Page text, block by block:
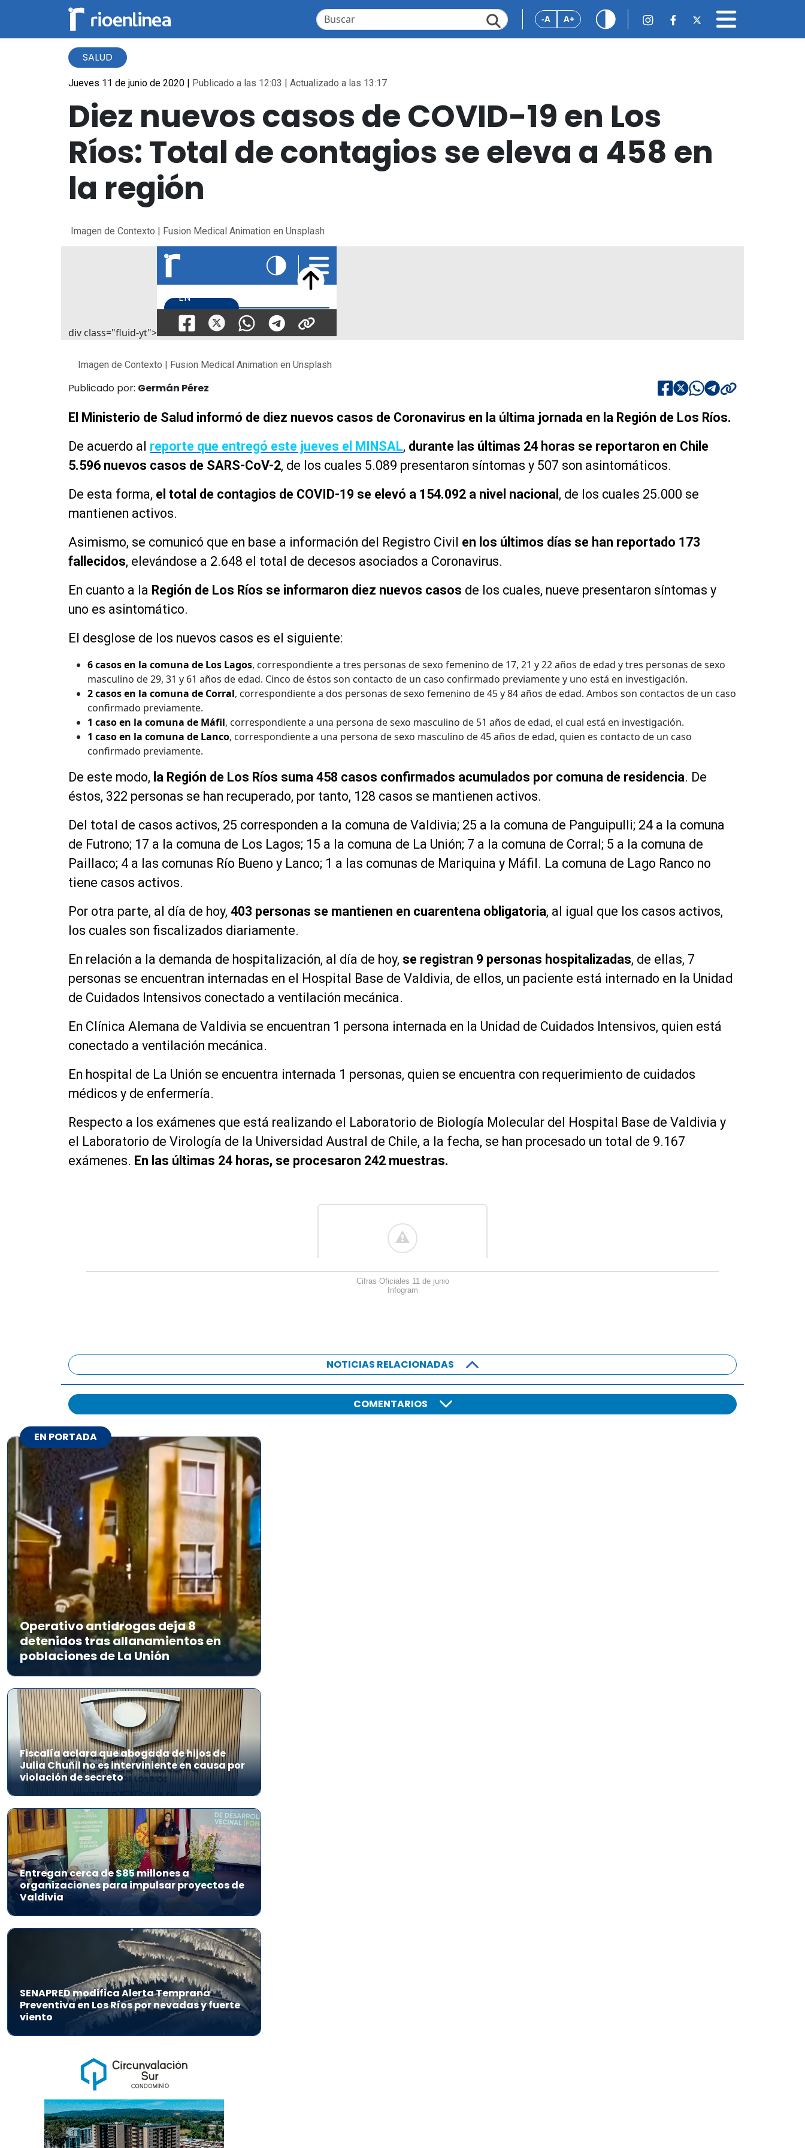
-A A+
SALUD
Jueves 11 de junio de 2020 | Publicado a las 12:03 | Actualizado a las 13:17
Diez nuevos casos de COVID-19 en Los
Ríos: Total de contagios se eleva a 458 en
la región
Imagen de Contexto | Fusion Medical Animation en Unsplash
div class="fluid-yt">
Imagen de Contexto | Fusion Medical Animation en Unsplash
Publicado por: Germán Pérez
El Ministerio de Salud informó de diez nuevos casos de Coronavirus en la última jornada en la Región de Los Ríos.
De acuerdo al reporte que entregó este jueves el MINSAL, durante las últimas 24 horas se reportaron en Chile
5.596 nuevos casos de SARS-CoV-2, de los cuales 5.089 presentaron síntomas y 507 son asintomáticos.
De esta forma, el total de contagios de COVID-19 se elevó a 154.092 a nivel nacional , de los cuales 25.000 se
mantienen activos.
Asimismo, se comunicó que en base a información del Registro Civil en los últimos días se han reportado 173
fallecidos, elevándose a 2.648 el total de decesos asociados a Coronavirus.
En cuanto a la Región de Los Ríos se informaron diez nuevos casos de los cuales, nueve presentaron síntomas y
uno es asintomático.
El desglose de los nuevos casos es el siguiente:
6 casos en la comuna de Los Lagos, correspondiente a tres personas de sexo femenino de 17, 21 y 22 años de edad y tres personas de sexo
masculino de 29, 31 y 61 años de edad. Cinco de éstos son contacto de un caso confirmado previamente y uno está en investigación.
2 casos en la comuna de Corral, correspondiente a dos personas de sexo femenino de 45 y 84 años de edad. Ambos son contactos de un caso
confirmado previamente.
1 caso en la comuna de Máfil, correspondiente a una persona de sexo masculino de 51 años de edad, el cual está en investigación.
1 caso en la comuna de Lanco, correspondiente a una persona de sexo masculino de 45 años de edad, quien es contacto de un caso
confirmado previamente.
De este modo, la Región de Los Ríos suma 458 casos confirmados acumulados por comuna de residencia. De
éstos, 322 personas se han recuperado, por tanto, 128 casos se mantienen activos.
Del total de casos activos, 25 corresponden a la comuna de Valdivia; 25 a la comuna de Panguipulli; 24 a la comuna
de Futrono; 17 a la comuna de Los Lagos; 15 a la comuna de La Unión; 7 a la comuna de Corral; 5 a la comuna de
Paillaco; 4 a las comunas Río Bueno y Lanco; 1 a las comunas de Mariquina y Máfil. La comuna de Lago Ranco no
tiene casos activos.
Por otra parte, al día de hoy, 403 personas se mantienen en cuarentena obligatoria, al igual que los casos activos,
los cuales son fiscalizados diariamente.
En relación a la demanda de hospitalización, al día de hoy, se registran 9 personas hospitalizadas, de ellas, 7
personas se encuentran internadas en el Hospital Base de Valdivia, de ellos, un paciente está internado en la Unidad
de Cuidados Intensivos conectado a ventilación mecánica.
En Clínica Alemana de Valdivia se encuentran 1 persona internada en la Unidad de Cuidados Intensivos, quien está
conectado a ventilación mecánica.
En hospital de La Unión se encuentra internada 1 personas, quien se encuentra con requerimiento de cuidados
médicos y de enfermería.
Respecto a los exámenes que está realizando el Laboratorio de Biología Molecular del Hospital Base de Valdivia y
el Laboratorio de Virología de la Universidad Austral de Chile, a la fecha, se han procesado un total de 9.167
exámenes. En las últimas 24 horas, se procesaron 242 muestras.
Cifras Oficiales 11 de junio
Infogram
NOTICIAS RELACIONADAS
COMENTARIOS
EN PORTADA
Operativo antidrogas deja 8
detenidos tras allanamientos en
poblaciones de La Unión
Fiscalía aclara que abogada de hijos de
Julia Chuñil no es interviniente en causa por
violación de secreto
Entregan cerca de $85 millones a
organizaciones para impulsar proyectos de
Valdivia
SENAPRED modifica Alerta Temprana
Preventiva en Los Ríos por nevadas y fuerte
viento